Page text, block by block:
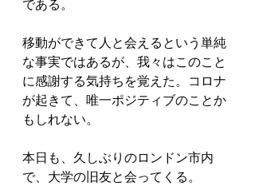
である。
移動ができて人と会えるという単純
な事実ではあるが、我々はこのこと
に感謝する気持ちを覚えた。コロナ
が起きて、唯一ポジティブのことか
もしれない。
本日も、久しぶりのロンドン市内
で、大学の旧友と会ってくる。